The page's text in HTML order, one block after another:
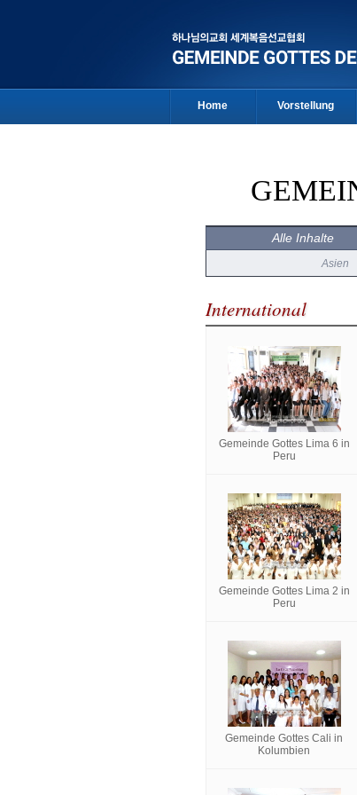
Home Vorstellung
Alle Inhalte
Asien
International
Gemeinde Gottes Lima 6 in
Peru
Gemeinde Gottes Lima 2 in
Peru
Gemeinde Gottes Cali in
Kolumbien